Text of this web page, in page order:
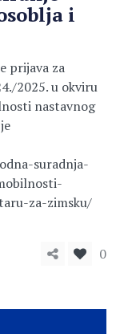
i
prijava za
2025. u okviru
nastavnog
suradnja-
za-zimsku/
0